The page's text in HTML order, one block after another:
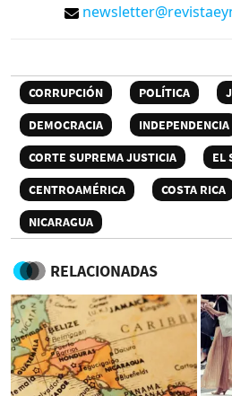
CORRUPCIÓN POLÍTICA
DEMOCRACIA
INDEPENDENCIA
CORTE SUPREMA JUSTICIA
EL
CENTROAMÉRICA
COSTA RICA
NICARAGUA
RELACIONADAS